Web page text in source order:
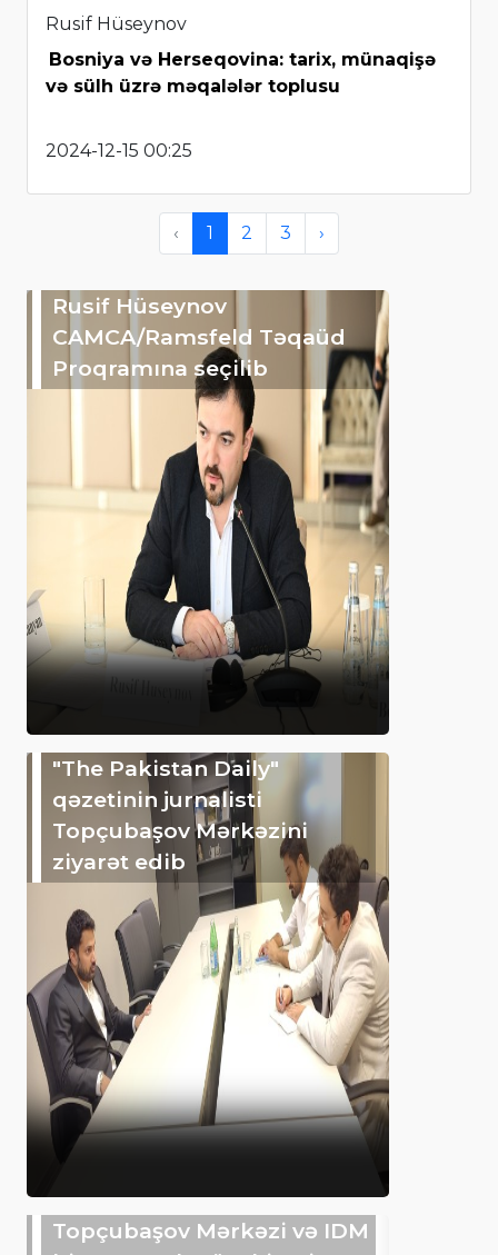
Rusif Hüseynov
Bosniya və Herseqovina: tarix, münaqişə
və sülh üzrə məqalələr toplusu
2024-12-15 00:25
‹ 1 2 3 ›
Rusif Hüseynov
CAMCA/Ramsfeld Təqaüd
Proqramına seçilib
"The Pakistan Daily"
qəzetinin jurnalisti
Topçubaşov Mərkəzini
ziyarət edib
Topçubaşov Mərkəzi və IDM